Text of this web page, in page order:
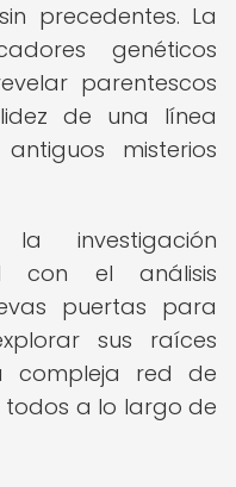
precedentes. La
genéticos
parentescos
de una línea
misterios
investigación
con el análisis
puertas para
sus raíces
compleja red de
todos a lo largo de